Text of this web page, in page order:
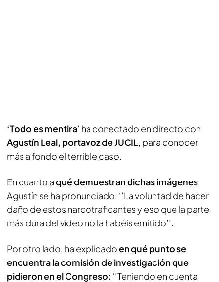
‘Todo es mentira’ ha conectado en directo con
Agustín Leal, portavoz de JUCIL, para conocer
más a fondo el terrible caso.
En cuanto aqué demuestran dichas imágenes,
Agustín se ha pronunciado: ‘’La voluntad de hacer
daño de estos narcotraficantes y eso que la parte
más dura del vídeo no la habéis emitido’’.
Por otro lado, ha explicadoen qué punto se
encuentra la comisión de investigación que
pidieron en el Congreso: ‘’Teniendo en cuenta